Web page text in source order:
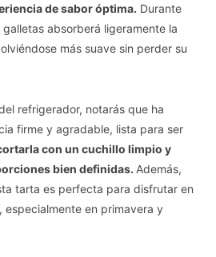
de sabor óptima. Durante
absorberá ligeramente la
más suave sin perder su
refrigerador, notarás que ha
firme y agradable, lista para ser
con un cuchillo limpio y
bien definidas. Además,
tarta es perfecta para disfrutar en
especialmente en primavera y